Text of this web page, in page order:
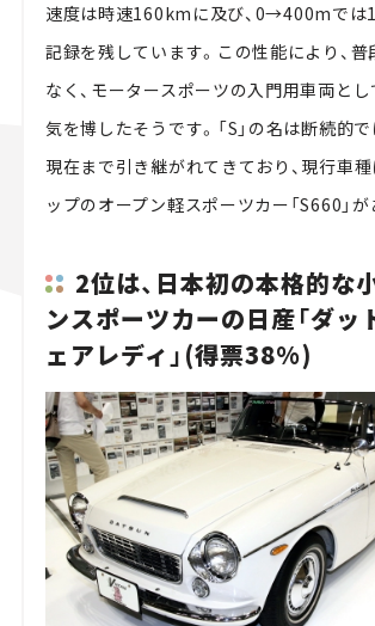
速度は時速160kmに及び、0→400mでは
記録を残しています。この性能により、
なく、モータースポーツの入門用車両と
気を博したそうです。「S」の名は断続的で
現在まで引き継がれてきており、現行車
ップのオープン軽スポーツカー「S660」が
2位は、日本初の本格的な
ンスポーツカーの日産「ダッ
ェアレディ」(得票38%)